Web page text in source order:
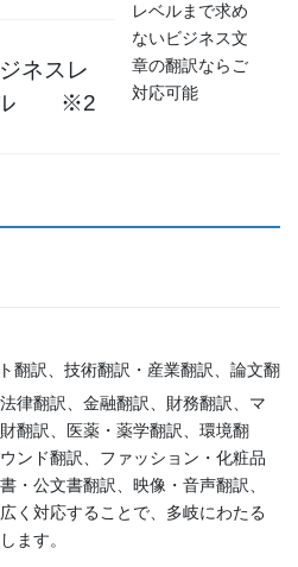
レベルまで求め
ないビジネス文
章の翻訳ならご
対応可能
ネスレ
ル ※2
翻訳、技術翻訳・産業翻訳、論文翻
律翻訳、金融翻訳、財務翻訳、マ
翻訳、医薬・薬学翻訳、環境翻
ンド翻訳、ファッション・化粧品
・公文書翻訳、映像・音声翻訳、
く対応することで、多岐にわたる
ます。